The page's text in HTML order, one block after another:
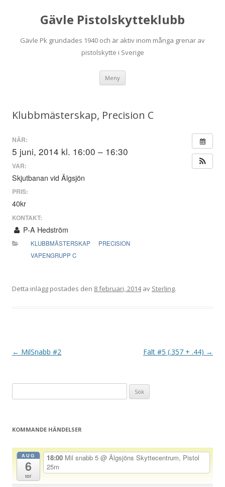
Gävle Pistolskytteklubb
Gävle Pk grundades 1940 och är aktiv inom många grenar av
pistolskytte i Sverige
Meny
Klubbmästerskap, Precision C
NÄR:
5 juni, 2014 kl. 16:00 – 16:30
VAR:
Skjutbanan vid Älgsjön
PRIS:
40kr
KONTAKT:
P-A Hedström
KLUBBMÄSTERSKAP
PRECISION
VAPENGRUPP C
Detta inlägg postades den 8 februari, 2014av Sterling.
I
n
← MilSnabb #2 Fält #5 (.357 + .44) →
efter:
KOMMANDE HÄNDELSER
AUG
6
tor
18:00 Mil snabb 5 @ Älgsjöns Skyttecentrum, Pistol
25m